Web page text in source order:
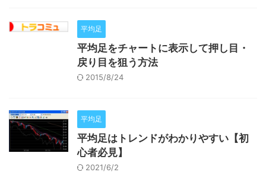
平均足
平均足をチャートに表示して押し目・
戻り目を狙う方法
2015/8/24
平均足
平均足はトレンドがわかりやすい【初
心者必見】
2021/6/2